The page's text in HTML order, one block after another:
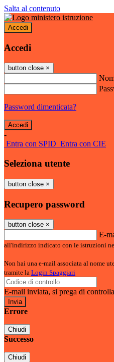
Salta al contenuto
Accedi
Accedi
button close ×
Password dimenticata?
-
Entra con SPID Entra con CIE
Seleziona utente
button close ×
Recupero password
button close ×
E-
all'indirizzo indicato con le istruzioni
Non hai una e-mail associata al nome
tramite la Login Spaggiari
E-mail inviata, si prega di
Errore
Chiudi
Successo
Chiudi